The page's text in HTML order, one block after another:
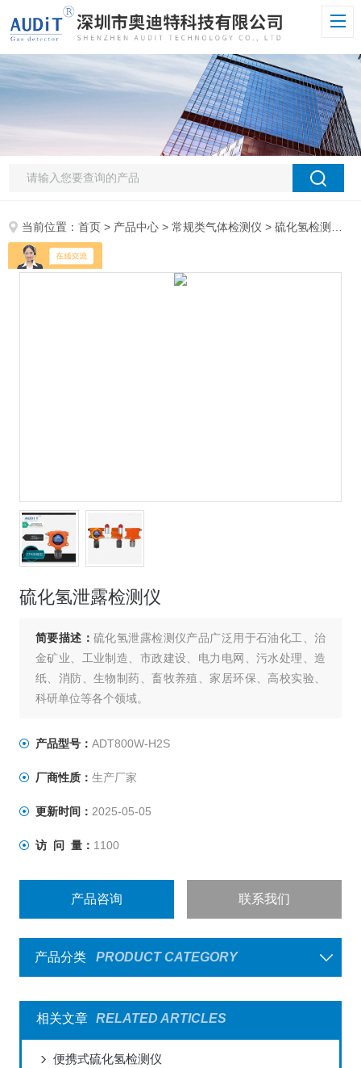
当前位置：首页 > 产品中心 >常规类气体检测仪 >硫化氢检测仪
硫化氢泄露检测仪
简要描述：硫化氢泄露检测仪产品广泛用于石油化工、治
金矿业、工业制造、市政建设、电力电网、污水处理、造
纸、消防、生物制药、畜牧养殖、家居环保、高校实验、
科研单位等各个领域。
产品型号： ADT800W-H2S
厂商性质： 生产厂家
更新时间： 2025-05-05
访 问 量： 1100
产品咨询 联系我们
产品分类 PRODUCT CATEGORY
相关文章 RELATED ARTICLES
便携式硫化氢检测仪